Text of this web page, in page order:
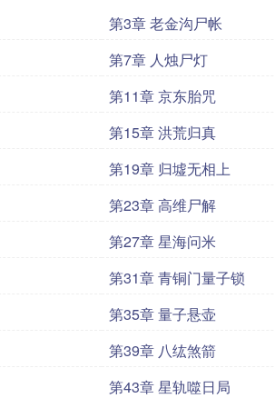
第3章 老金沟尸帐
第7章 人烛尸灯
第11章 京东胎咒
第15章 洪荒归真
第19章 归墟无相上
第23章 高维尸解
第27章 星海问米
第31章 青铜门量子锁
第35章 量子悬壶
第39章 八纮煞箭
第43章 星轨噬日局